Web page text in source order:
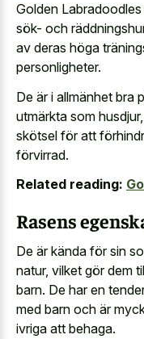
Golden
sök- och
av deras höga
personligheter.
De är i allmänhet bra
utmärkta som
skötsel för att
förvirrad.
Related reading:
Rasens
De är kända för sin
natur, vilket gör dem
barn. De har en
med barn och är
ivriga att behaga.